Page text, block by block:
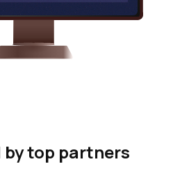
by top partners